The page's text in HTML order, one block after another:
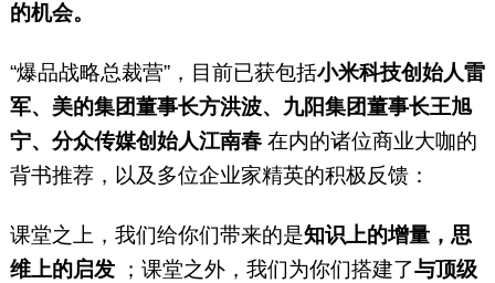
的机会。
“爆品战略总裁营”，目前已获包括小米科技创始人雷
军、美的集团董事长方洪波、九阳集团董事长王旭
宁、分众传媒创始人江南春在内的诸位商业大咖的
背书推荐，以及多位企业家精英的积极反馈：
课堂之上，我们给你们带来的是知识上的增量，思
维上的启发
；课堂之外，我们为你们搭建了与顶级